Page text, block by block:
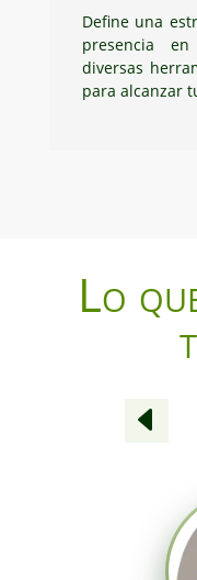
Define una
presencia
diversas
para alcanzar
Lo
D